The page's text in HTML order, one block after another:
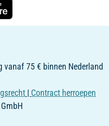
vanaf 75 € binnen Nederland
| Contract herroepen